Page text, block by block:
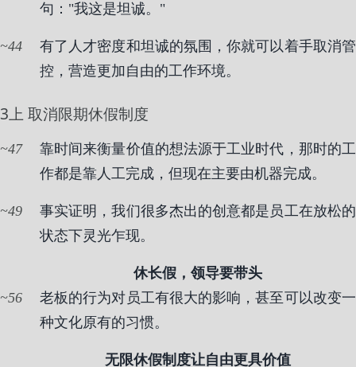
句："我这是坦诚。"
44
有了人才密度和坦诚的氛围，你就可以着手取消管
控，营造更加自由的工作环境。
3上 取消限期休假制度
47
靠时间来衡量价值的想法源于工业时代，那时的工
作都是靠人工完成，但现在主要由机器完成。
49
事实证明，我们很多杰出的创意都是员工在放松的
状态下灵光乍现。
休长假，领导要带头
56
老板的行为对员工有很大的影响，甚至可以改变一
种文化原有的习惯。
无限休假制度让自由更具价值